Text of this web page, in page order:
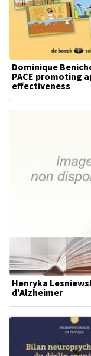
Dominique
PACE promoting
effectiveness
Henryka
d'Alzheimer